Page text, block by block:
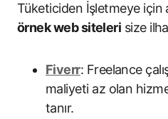
Tüketiciden İşletmeye için
örnek web siteleri size
Fiverr: Freelance
maliyeti az olan
tanır.